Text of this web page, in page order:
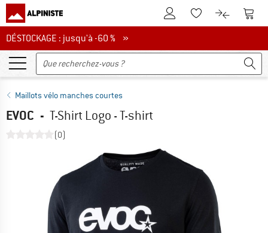
Vers le compte client
Vers la liste
Vers le
DÉSTOCKAGE : jusqu'à -60 %
DÉSTOCKAGE : jusqu'à -60 % »
Maillots vélo manches courtes
EVOC - T-Shirt Logo - T-shirt
(0)